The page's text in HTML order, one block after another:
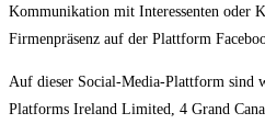
Kommunikation mit Interessenten oder
Firmenpräsenz auf der Plattform
Auf dieser Social-Media-Plattform sind
Platforms Ireland Limited, 4 Grand